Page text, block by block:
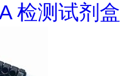
检测试剂盒